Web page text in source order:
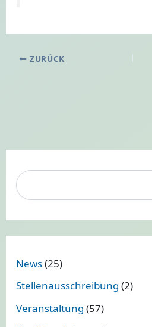
ZURÜCK
S
u
e
n
News(25)
Stellenausschreibung (2)
Veranstaltung (57)